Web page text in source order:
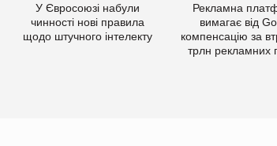
У Євросоюзі набули
чинності нові правила
щодо штучного інтелекту
Рекламна
вимагає від
компенсацію за
трлн рекламних